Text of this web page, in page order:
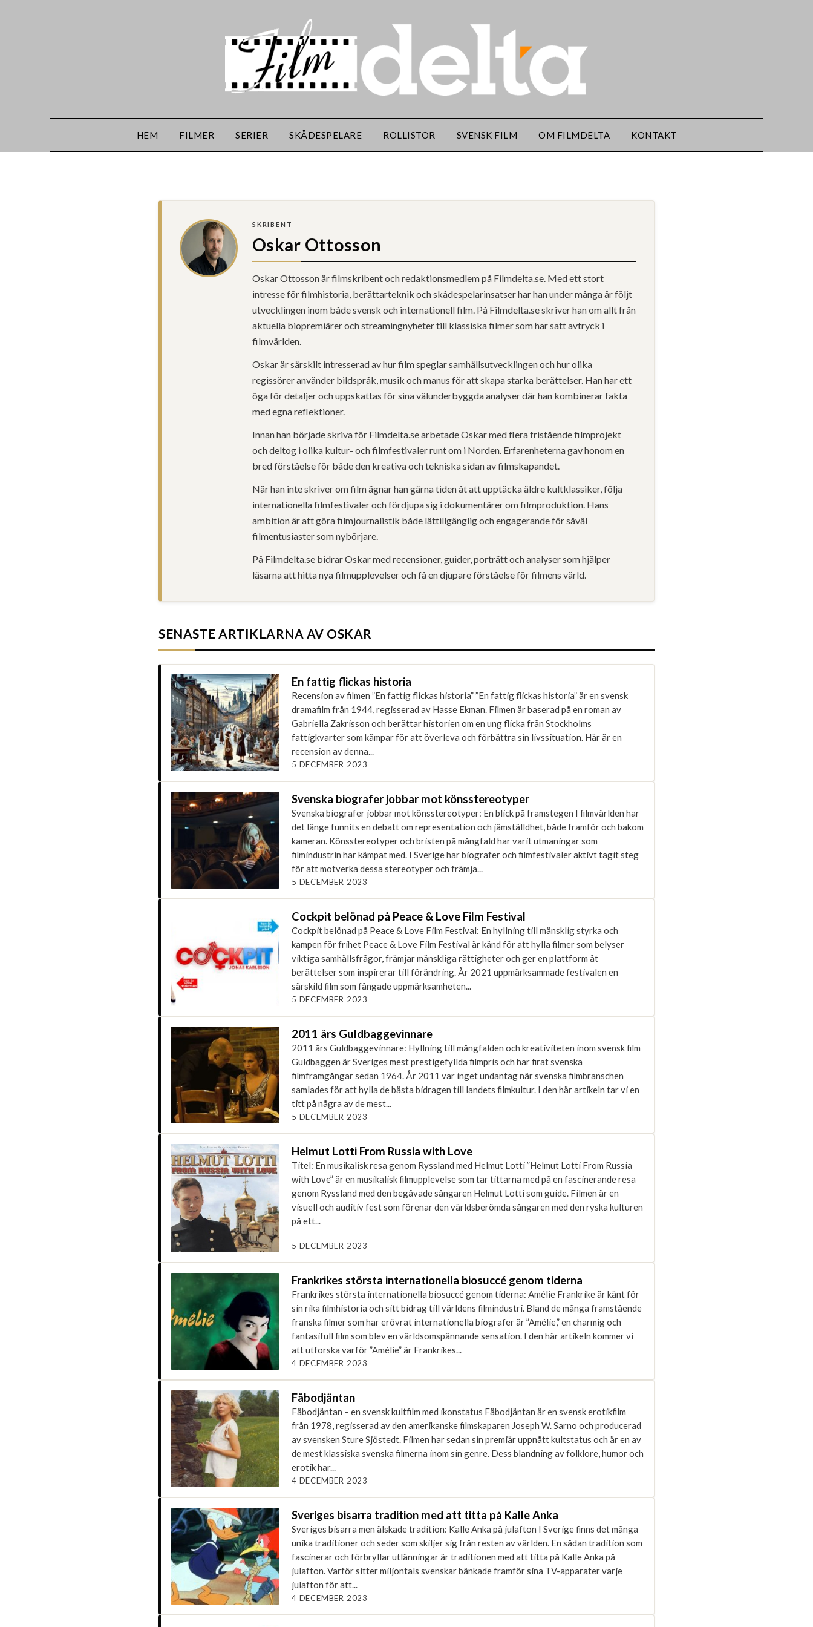
HEM FILMER SERIER SKÅDESPELARE ROLLISTOR SVENSK FILM OM FILMDELTA KONTAKT
SKRIBENT
Oskar Ottosson
Oskar Ottosson är filmskribent och redaktionsmedlem på Filmdelta.se. Med ett stort
intresse för filmhistoria, berättarteknik och skådespelarinsatser har han under många år följt
utvecklingen inom både svensk och internationell film. På Filmdelta.se skriver han om allt från
aktuella biopremiärer och streamingnyheter till klassiska filmer som har satt avtryck i
filmvärlden.
Oskar är särskilt intresserad av hur film speglar samhällsutvecklingen och hur olika
regissörer använder bildspråk, musik och manus för att skapa starka berättelser. Han har ett
öga för detaljer och uppskattas för sina välunderbyggda analyser där han kombinerar fakta
med egna reflektioner.
Innan han började skriva för Filmdelta.se arbetade Oskar med flera fristående filmprojekt
och deltog i olika kultur- och filmfestivaler runt om i Norden. Erfarenheterna gav honom en
bred förståelse för både den kreativa och tekniska sidan av filmskapandet.
När han inte skriver om film ägnar han gärna tiden åt att upptäcka äldre kultklassiker, följa
internationella filmfestivaler och fördjupa sig i dokumentärer om filmproduktion. Hans
ambition är att göra filmjournalistik både lättillgänglig och engagerande för såväl
filmentusiaster som nybörjare.
På Filmdelta.se bidrar Oskar med recensioner, guider, porträtt och analyser som hjälper
läsarna att hitta nya filmupplevelser och få en djupare förståelse för filmens värld.
SENASTE ARTIKLARNA AV OSKAR
En fattig flickas historia
Recension av filmen ”En fattig flickas historia” ”En fattig flickas historia” är en svensk
dramafilm från 1944, regisserad av Hasse Ekman. Filmen är baserad på en roman av
Gabriella Zakrisson och berättar historien om en ung flicka från Stockholms
fattigkvarter som kämpar för att överleva och förbättra sin livssituation. Här är en
recension av denna...
5 DECEMBER 2023
Svenska biografer jobbar mot könsstereotyper
Svenska biografer jobbar mot könsstereotyper: En blick på framstegen I filmvärlden har
det länge funnits en debatt om representation och jämställdhet, både framför och bakom
kameran. Könsstereotyper och bristen på mångfald har varit utmaningar som
filmindustrin har kämpat med. I Sverige har biografer och filmfestivaler aktivt tagit steg
för att motverka dessa stereotyper och främja...
5 DECEMBER 2023
Cockpit belönad på Peace & Love Film Festival
Cockpit belönad på Peace & Love Film Festival: En hyllning till mänsklig styrka och
kampen för frihet Peace & Love Film Festival är känd för att hylla filmer som belyser
viktiga samhällsfrågor, främjar mänskliga rättigheter och ger en plattform åt
berättelser som inspirerar till förändring. År 2021 uppmärksammade festivalen en
särskild film som fångade uppmärksamheten...
5 DECEMBER 2023
2011 års Guldbaggevinnare
2011 års Guldbaggevinnare: Hyllning till mångfalden och kreativiteten inom svensk film
Guldbaggen är Sveriges mest prestigefyllda filmpris och har firat svenska
filmframgångar sedan 1964. År 2011 var inget undantag när svenska filmbranschen
samlades för att hylla de bästa bidragen till landets filmkultur. I den här artikeln tar vi en
titt på några av de mest...
5 DECEMBER 2023
Helmut Lotti From Russia with Love
Titel: En musikalisk resa genom Ryssland med Helmut Lotti ”Helmut Lotti From Russia
with Love” är en musikalisk filmupplevelse som tar tittarna med på en fascinerande resa
genom Ryssland med den begåvade sångaren Helmut Lotti som guide. Filmen är en
visuell och auditiv fest som förenar den världsberömda sångaren med den ryska kulturen
på ett...
5 DECEMBER 2023
Frankrikes största internationella biosuccé genom tiderna
Frankrikes största internationella biosuccé genom tiderna: Amélie Frankrike är känt för
sin rika filmhistoria och sitt bidrag till världens filmindustri. Bland de många framstående
franska filmer som har erövrat internationella biografer är ”Amélie,” en charmig och
fantasifull film som blev en världsomspännande sensation. I den här artikeln kommer vi
att utforska varför ”Amélie” är Frankrikes...
4 DECEMBER 2023
Fäbodjäntan
Fäbodjäntan – en svensk kultfilm med ikonstatus Fäbodjäntan är en svensk erotikfilm
från 1978, regisserad av den amerikanske filmskaparen Joseph W. Sarno och producerad
av svensken Sture Sjöstedt. Filmen har sedan sin premiär uppnått kultstatus och är en av
de mest klassiska svenska filmerna inom sin genre. Dess blandning av folklore, humor och
erotik har...
4 DECEMBER 2023
Sveriges bisarra tradition med att titta på Kalle Anka
Sveriges bisarra men älskade tradition: Kalle Anka på julafton I Sverige finns det många
unika traditioner och seder som skiljer sig från resten av världen. En sådan tradition som
fascinerar och förbryllar utlänningar är traditionen med att titta på Kalle Anka på
julafton. Varför sitter miljontals svenskar bänkade framför sina TV-apparater varje
julafton för att...
4 DECEMBER 2023